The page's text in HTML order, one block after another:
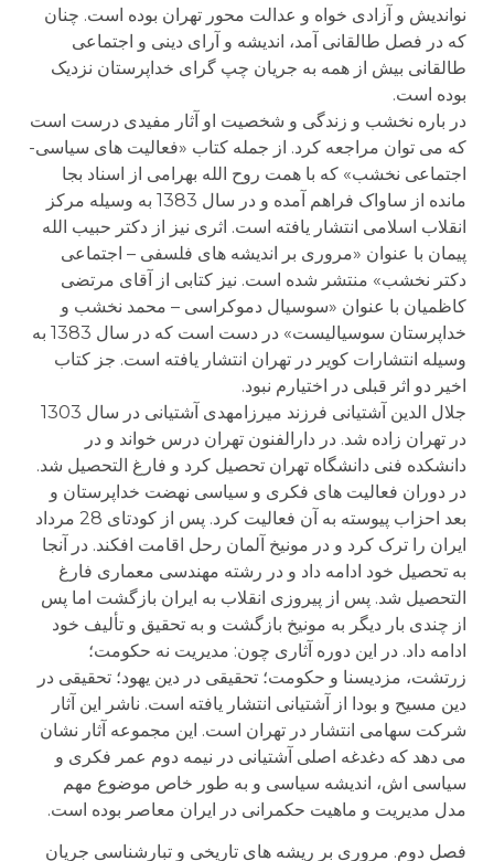
نواندیش و آزادی خواه و عدالت محور تهران بوده است. چنان
که در فصل طالقانی آمد، اندیشه و آرای دینی و اجتماعی
طالقانی بیش از همه به جریان چپ گرای خداپرستان نزدیک
بوده است.
در باره نخشب و زندگی و شخصیت او آثار مفیدی درست است
که می توان مراجعه کرد. از جمله کتاب «فعالیت های سیاسی-
اجتماعی نخشب» که با همت روح الله بهرامی از اسناد بجا
مانده از ساواک فراهم آمده و در سال 1383 به وسیله مرکز
انقلاب اسلامی انتشار یافته است. اثری نیز از دکتر حبیب الله
پیمان با عنوان «مروری بر اندیشه های فلسفی – اجتماعی
دکتر نخشب» منتشر شده است. نیز کتابی از آقای مرتضی
کاظمیان با عنوان «سوسیال دموکراسی – محمد نخشب و
خداپرستان سوسیالیست» در دست است که در سال 1383 به
وسیله انتشارات کویر در تهران انتشار یافته است. جز کتاب
اخیر دو اثر قبلی در اختیارم نبود.
جلال الدین آشتیانی فرزند میرزامهدی آشتیانی در سال 1303
در تهران زاده شد. در دارالفنون تهران درس خواند و در
دانشکده فنی دانشگاه تهران تحصیل کرد و فارغ التحصیل شد.
در دوران فعالیت های فکری و سیاسی نهضت خداپرستان و
بعد احزاب پیوسته به آن فعالیت کرد. پس از کودتای 28 مرداد
ایران را ترک کرد و در مونیخ آلمان رحل اقامت افکند. در آنجا
به تحصیل خود ادامه داد و در رشته مهندسی معماری فارغ
التحصیل شد. پس از پیروزی انقلاب به ایران بازگشت اما پس
از چندی بار دیگر به مونیخ بازگشت و به تحقیق و تألیف خود
ادامه داد. در این دوره آثاری چون: مدیریت نه حکومت؛
زرتشت، مزدیسنا و حکومت؛ تحقیقی در دین یهود؛ تحقیقی در
دین مسیح و بودا از آشتیانی انتشار یافته است. ناشر این آثار
شرکت سهامی انتشار در تهران است. این مجموعه آثار نشان
می دهد که دغدغه اصلی آشتیانی در نیمه دوم عمر فکری و
سیاسی اش، اندیشه سیاسی و به طور خاص موضوع مهم
مدل مدیریت و ماهیت حکمرانی در ایران معاصر بوده است.
فصل دوم. مروری بر ریشه های تاریخی و تبارشناسی جریان